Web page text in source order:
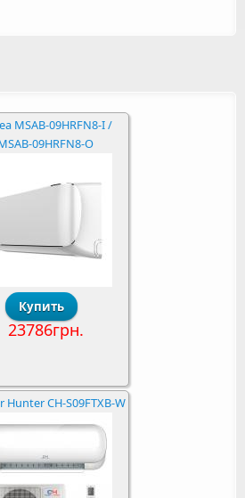
MSAB-09HRFN8-I /
09HRFN8-O
23786грн.
Hunter CH-S09FTXB-W